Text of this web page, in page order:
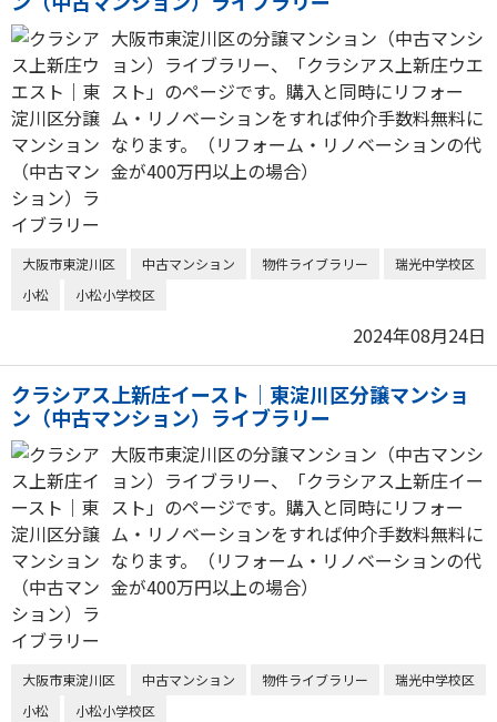
大阪市東淀川区の分譲マンション（中古マンシ
ョン）ライブラリー、「クラシアス上新庄ウエ
スト」のページです。購入と同時にリフォー
ム・リノベーションをすれば仲介手数料無料に
なります。（リフォーム・リノベーションの代
金が400万円以上の場合）
大阪市東淀川区 中古マンション 物件ライブラリー
瑞光中学校区
小松
小松小学校区
2024年08月24日
クラシアス上新庄イースト｜東淀川区分譲マンショ
ン（中古マンション）ライブラリー
大阪市東淀川区の分譲マンション（中古マンシ
ョン）ライブラリー、「クラシアス上新庄イー
スト」のページです。購入と同時にリフォー
ム・リノベーションをすれば仲介手数料無料に
なります。（リフォーム・リノベーションの代
金が400万円以上の場合）
大阪市東淀川区 中古マンション 物件ライブラリー
瑞光中学校区
小松
小松小学校区